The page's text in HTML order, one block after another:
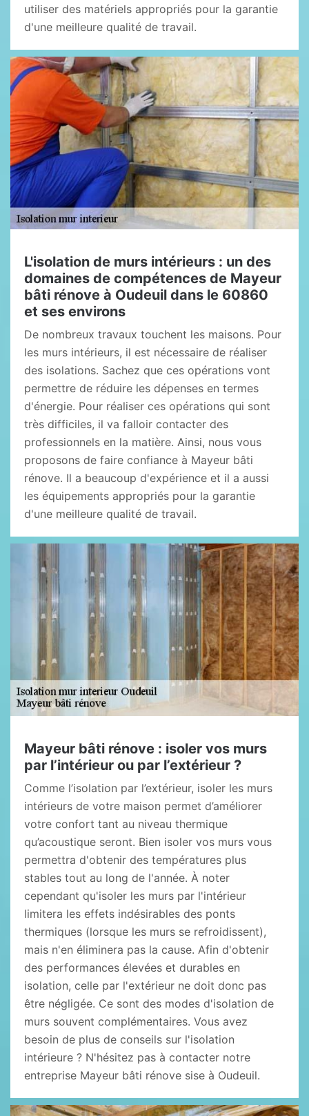
utiliser des matériels appropriés pour la garantie
d'une meilleure qualité de travail.
L'isolation de murs intérieurs : un des
domaines de compétences de Mayeur
bâti rénove à Oudeuil dans le 60860
et ses environs
De nombreux travaux touchent les maisons. Pour
les murs intérieurs, il est nécessaire de réaliser
des isolations. Sachez que ces opérations vont
permettre de réduire les dépenses en termes
d'énergie. Pour réaliser ces opérations qui sont
très difficiles, il va falloir contacter des
professionnels en la matière. Ainsi, nous vous
proposons de faire confiance à Mayeur bâti
rénove. Il a beaucoup d'expérience et il a aussi
les équipements appropriés pour la garantie
d'une meilleure qualité de travail.
Mayeur bâti rénove : isoler vos murs
par l’intérieur ou par l’extérieur ?
Comme l’isolation par l’extérieur, isoler les murs
intérieurs de votre maison permet d’améliorer
votre confort tant au niveau thermique
qu’acoustique seront. Bien isoler vos murs vous
permettra d'obtenir des températures plus
stables tout au long de l'année. À noter
cependant qu'isoler les murs par l'intérieur
limitera les effets indésirables des ponts
thermiques (lorsque les murs se refroidissent),
mais n'en éliminera pas la cause. Afin d'obtenir
des performances élevées et durables en
isolation, celle par l'extérieur ne doit donc pas
être négligée. Ce sont des modes d'isolation de
murs souvent complémentaires. Vous avez
besoin de plus de conseils sur l'isolation
intérieure ? N'hésitez pas à contacter notre
entreprise Mayeur bâti rénove sise à Oudeuil.